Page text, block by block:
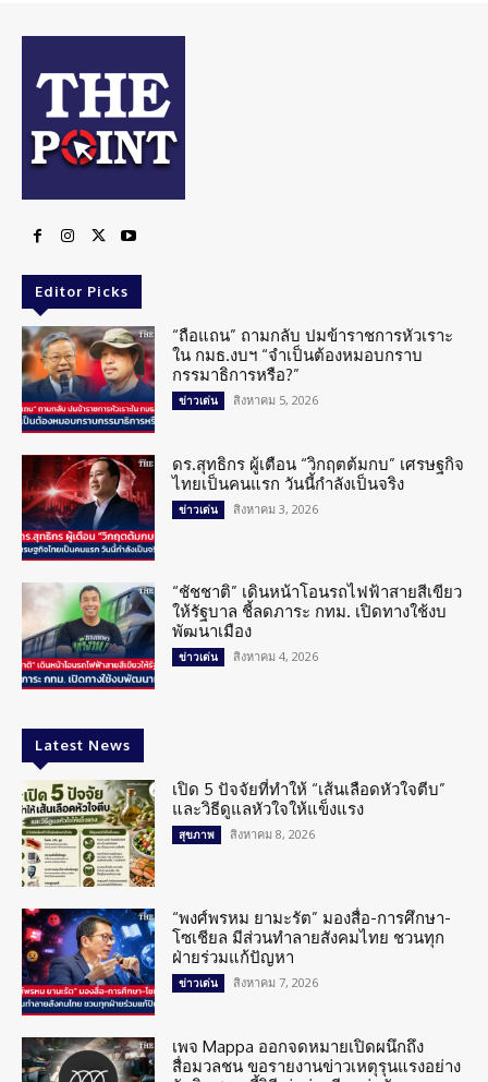
Editor Picks
“ถือแถน” ถามกลับ ปมข้าราชการหัวเราะ
ใน กมธ.งบฯ “จำเป็นต้องหมอบกราบ
กรรมาธิการหรือ?”
ข่าวเด่น สิงหาคม 5, 2026
ดร.สุทธิกร ผู้เตือน “วิกฤตต้มกบ” เศรษฐกิจ
ไทยเป็นคนแรก วันนี้กำลังเป็นจริง
ข่าวเด่น สิงหาคม 3, 2026
“ชัชชาติ” เดินหน้าโอนรถไฟฟ้าสายสีเขียว
ให้รัฐบาล ชี้ลดภาระ กทม. เปิดทางใช้งบ
พัฒนาเมือง
ข่าวเด่น สิงหาคม 4, 2026
Latest News
เปิด 5 ปัจจัยที่ทำให้ “เส้นเลือดหัวใจตีบ”
และวิธีดูแลหัวใจให้แข็งแรง
สุขภาพ สิงหาคม 8, 2026
“พงศ์พรหม ยามะรัต” มองสื่อ-การศึกษา-
โซเชียล มีส่วนทำลายสังคมไทย ชวนทุก
ฝ่ายร่วมแก้ปัญหา
ข่าวเด่น สิงหาคม 7, 2026
เพจ Mappa ออกจดหมายเปิดผนึกถึง
สื่อมวลชน ขอรายงานข่าวเหตุรุนแรงอย่าง